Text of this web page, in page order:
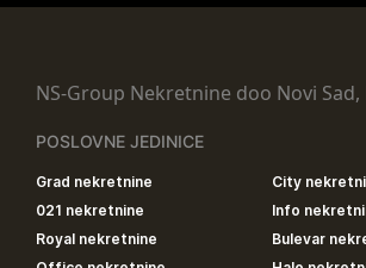
NS-Group Nekretnine doo Novi Sad,
POSLOVNE JEDINICE
Grad nekretnine
City
021 nekretnine
Info
Royal nekretnine
Bulevar